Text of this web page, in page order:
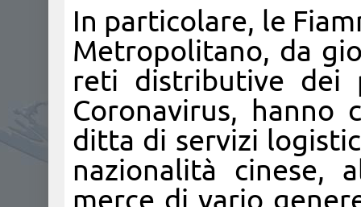
In particolare, le
Metropolitano, da
reti distributive dei
Coronavirus, hanno
ditta di servizi
nazionalità cinese,
merce di vario